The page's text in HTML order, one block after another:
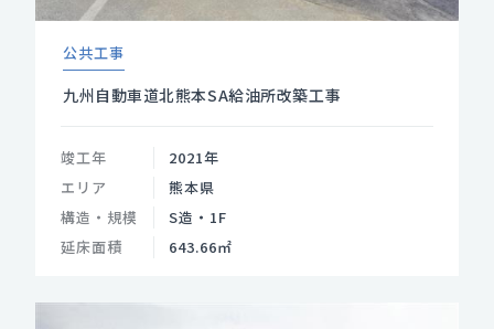
公共工事
九州自動車道北熊本SA給油所改築工事
竣工年
2021年
エリア
熊本県
構造・規模
S造・1F
延床面積
643.66㎡